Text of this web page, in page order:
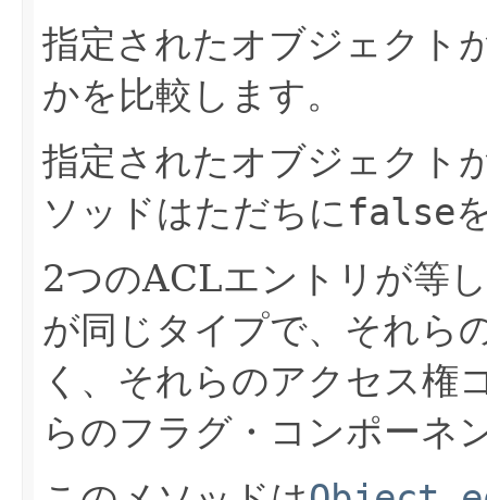
指定されたオブジェクト
かを比較します。
指定されたオブジェクト
ソッドはただちにfalse
2つのACLエントリが等
が同じタイプで、それら
く、それらのアクセス権
らのフラグ・コンポーネ